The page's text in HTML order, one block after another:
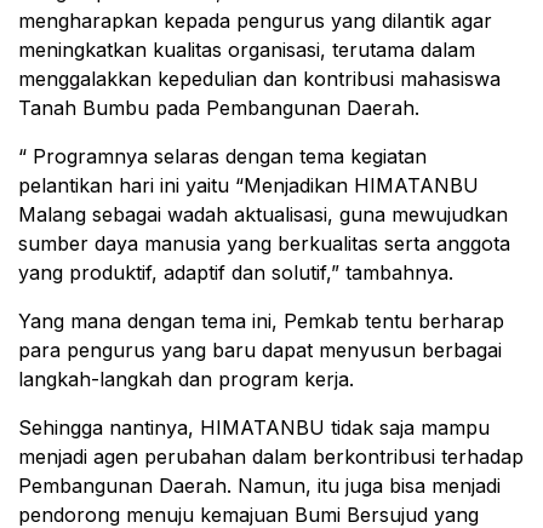
mengharapkan kepada pengurus yang dilantik agar
meningkatkan kualitas organisasi, terutama dalam
menggalakkan kepedulian dan kontribusi mahasiswa
Tanah Bumbu pada Pembangunan Daerah.
“ Programnya selaras dengan tema kegiatan
pelantikan hari ini yaitu “Menjadikan HIMATANBU
Malang sebagai wadah aktualisasi, guna mewujudkan
sumber daya manusia yang berkualitas serta anggota
yang produktif, adaptif dan solutif,” tambahnya.
Yang mana dengan tema ini, Pemkab tentu berharap
para pengurus yang baru dapat menyusun berbagai
langkah-langkah dan program kerja.
Sehingga nantinya, HIMATANBU tidak saja mampu
menjadi agen perubahan dalam berkontribusi terhadap
Pembangunan Daerah. Namun, itu juga bisa menjadi
pendorong menuju kemajuan Bumi Bersujud yang